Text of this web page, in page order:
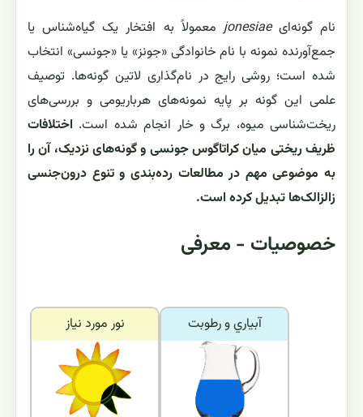
نام گونه‌ایjonesiaeمعمولاً به افتخار یک گیاه‌شناس یا
جمع‌آورنده نمونه با نام خانوادگی «جونز» یا «جونسی» انتخاب
شده است؛ روشی رایج در نام‌گذاری لاتین گونه‌ها. توصیف
علمی این گونه بر پایه نمونه‌های هرباریومی و بررسی‌های
ریخت‌شناسی میوه، برگ و خار انجام شده است. اختلافات
ظریف ریختی میان کراتاگوس جونسی و گونه‌های نزدیک، آن را
به موضوعی مهم در مطالعات رده‌بندی و تنوع درون‌جنسی
زالزالک‌ها تبدیل کرده است.
خصوصیات - معرفی
نور مورد نياز آبياري و رطوبت